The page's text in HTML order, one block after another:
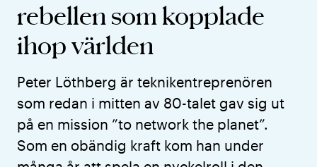
rebellen som kopplade
ihop världen
Peter Löthberg är teknik­entreprenören
som redan i mitten av 80-talet gav sig ut
på en mission ”to network the planet”.
Som en obändig kraft kom han under